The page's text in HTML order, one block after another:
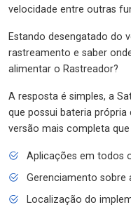
velocidade entre outras
Estando desengatado do
rastreamento e saber
alimentar o Rastreador?
A resposta é simples, a
que possui bateria
versão mais completa
Aplicações em todos
Gerenciamento sobre
Localização do